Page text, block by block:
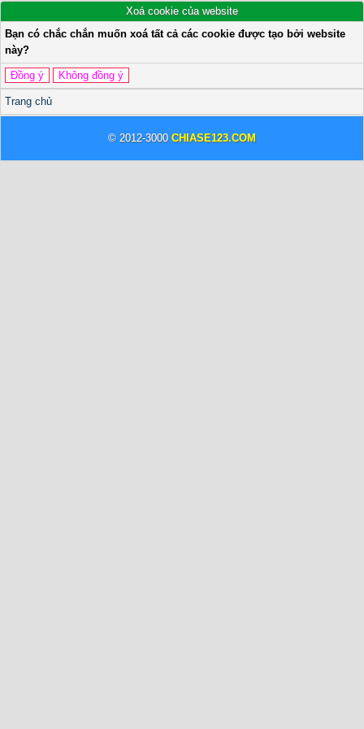
Xoá cookie của website
Bạn có chắc chắn muốn xoá tất cả các cookie được tạo bởi website
này?
Trang chủ
© 2012-3000 CHIASE123.COM